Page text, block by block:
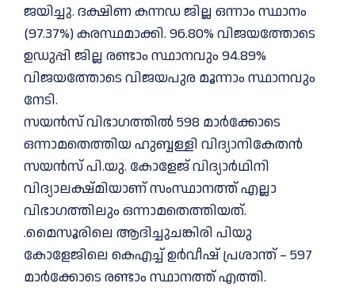
ജയിച്ചു. ദക്ഷിണ കന്നഡ ജില്ല ഒന്നാം സ്ഥാനം
(97.37%) കരസ്ഥമാക്കി. 96.80% വിജയത്തോടെ
ഉഡുപ്പി ജില്ല രണ്ടാം സ്ഥാനവും 94.89%
വിജയത്തോടെ വിജയപുര മൂന്നാം സ്ഥാനവും
നേടി.
സയൻസ് വിഭാഗത്തിൽ 598 മാർക്കോടെ
ഒന്നാമതെത്തിയ ഹുബ്ബള്ളി വിദ്യാനികേതൻ
സയൻസ് പി.യു. കോളേജ് വിദ്യാർഥിനി
വിദ്യാലക്ഷ്മിയാണ് സംസ്ഥാനത്ത് എല്ലാ
വിഭാഗത്തിലും ഒന്നാമതെത്തിയത്.
.മൈസൂരിലെ ആദിച്ചുചങ്കിരി പിയു
കോളേജിലെ കെഎച്ച് ഉർവീഷ് പ്രശാന്ത് – 597
മാർക്കോടെ രണ്ടാം സ്ഥാനത്ത് എത്തി.